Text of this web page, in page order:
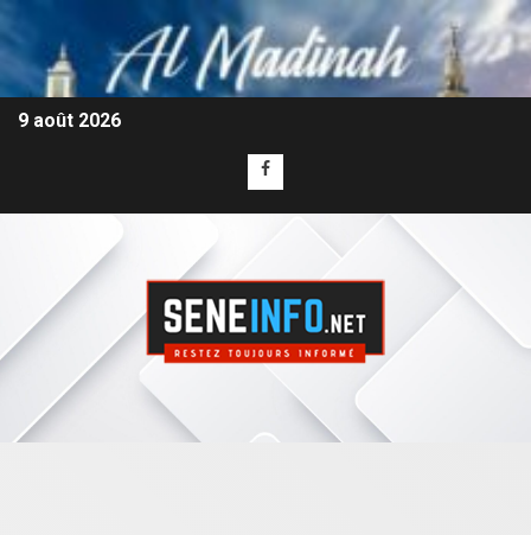
9 août 2026